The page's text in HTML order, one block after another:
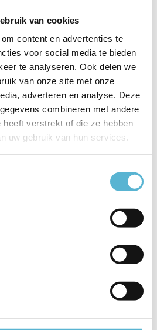
van cookies
content en advertenties te
voor social media te bieden
te analyseren. Ook delen we
van onze site met onze
adverteren en analyse. Deze
combineren met andere
heeft verstrekt of die ze hebben
uw gebruik van hun services.
8720143023248
Freelight
26 cm